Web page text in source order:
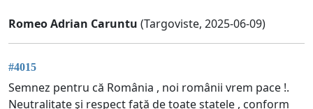
Romeo Adrian Caruntu (Targoviste, 2025-06-09)
#4015
Semnez pentru că România , noi românii vrem pace !.
Neutralitate şi respect faţă de toate statele , conform